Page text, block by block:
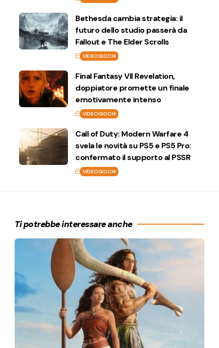
Bethesda cambia strategia: il
futuro dello studio passerà da
Fallout e The Elder Scrolls
VIDEOGIOCHI
Final Fantasy VII Revelation,
doppiatore promette un finale
emotivamente intenso
VIDEOGIOCHI
Call of Duty: Modern Warfare 4
svela le novità su PS5 e PS5 Pro:
confermato il supporto al PSSR
VIDEOGIOCHI
Ti potrebbe interessare anche